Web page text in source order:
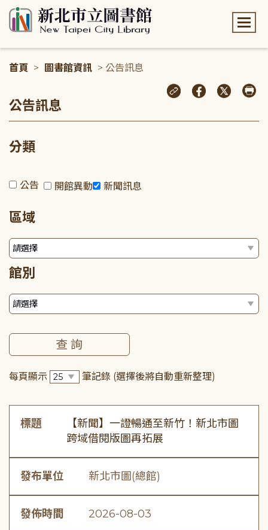
首頁 > 圖書館資訊 > 公告訊息
公告訊息
分類
公告 開館異動 新聞訊息
區域
館別
每頁顯示 筆記錄 (選擇後將自動重新整理)
標題
【新聞】一證暢通至新竹！新北市圖
跨域借閱版圖再拓展
發布單位 新北市圖(總館)
發佈時間 2026-08-03